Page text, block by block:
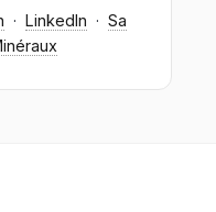
· LinkedIn · Sa